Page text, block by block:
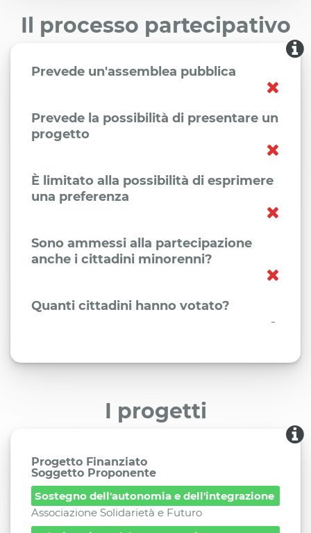
Il processo partecipativo
Prevede un'assemblea pubblica
Prevede la possibilità di presentare un
progetto
È limitato alla possibilità di esprimere
una preferenza
Sono ammessi alla partecipazione
anche i cittadini minorenni?
Quanti cittadini hanno votato?
-
I progetti
Progetto Finanziato
Soggetto Proponente
Sostegno dell'autonomia e dell'integrazione
Associazione Solidarietà e Futuro